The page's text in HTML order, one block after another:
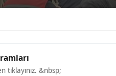
&nbsp;